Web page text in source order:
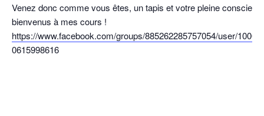
Venez donc comme vous êtes, un tapis et votre pleine
bienvenus à mes cours !
https://www.facebook.com/groups/885262285757054/user/
0615998616